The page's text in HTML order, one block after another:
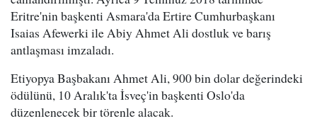
Eritre'nin başkenti Asmara'da Ertire Cumhurbaşkanı
Isaias Afewerki ile Abiy Ahmet Ali dostluk ve barış
antlaşması imzaladı.
Etiyopya Başbakanı Ahmet Ali, 900 bin dolar değerindeki
ödülünü, 10 Aralık'ta İsveç'in başkenti Oslo'da
düzenlenecek bir törenle alacak.